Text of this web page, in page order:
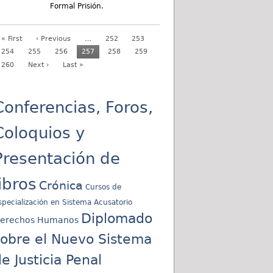
Formal Prisión.
« First ‹ Previous … 252
253
254
255 256 257 258
259
260
Next › Last »
Foros,
y
de
Crónica Cursos de
en Sistema Acusatorio
Humanos Diplomado
el Nuevo Sistema
Justicia Penal